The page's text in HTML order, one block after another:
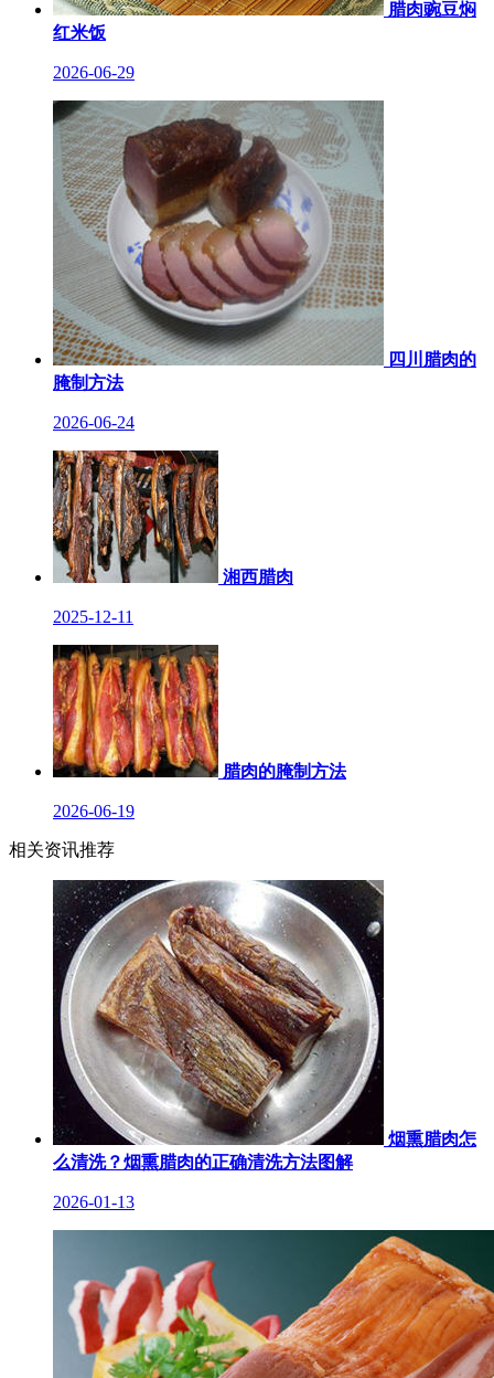
腊肉豌豆焖
红米饭
2026-06-29
四川腊肉的
腌制方法
2026-06-24
湘西腊肉
2025-12-11
腊肉的腌制方法
2026-06-19
相关资讯推荐
烟熏腊肉怎
么清洗？烟熏腊肉的正确清洗方法图解
2026-01-13